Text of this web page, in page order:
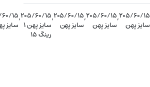
۲۰۵/۶۰/۱۵
سایز پهن
,۲۰۵/۶۰/۱۵
سایز پهن
,۲۰۵/۶۰/۱۵
سایز پهن
,۲۰۵/۶۰/۱۵
سایز پهن ۱
رینگ ۱۵
,۲۰۵/
سایز